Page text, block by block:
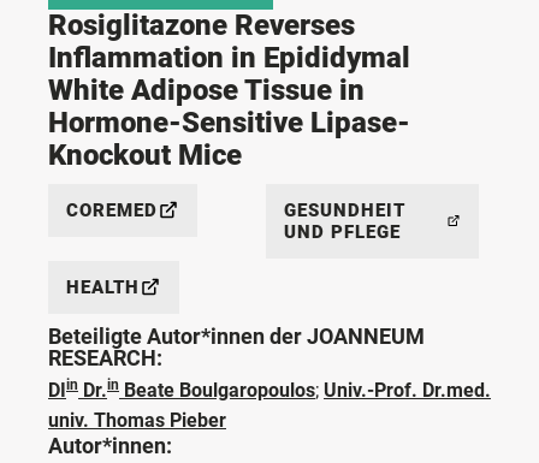
Rosiglitazone Reverses
Inflammation in Epididymal
White Adipose Tissue in
Hormone-Sensitive Lipase-
Knockout Mice
COREMED
HEALTH
GESUNDHEIT
UND PFLEGE
Beteiligte Autor*innen der JOANNEUM
RESEARCH:
DIin Dr.in Beate Boulgaropoulos; Univ.-Prof. Dr.med.
univ. Thomas Pieber
Autor*innen: